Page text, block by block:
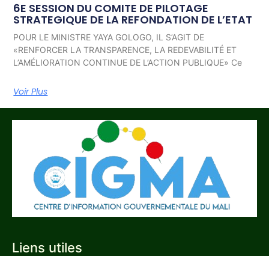
6E SESSION DU COMITE DE PILOTAGE
STRATEGIQUE DE LA REFONDATION DE L’ETAT
POUR LE MINISTRE YAYA GOLOGO, IL S’AGIT DE
«RENFORCER LA TRANSPARENCE, LA REDEVABILITÉ ET
L’AMÉLIORATION CONTINUE DE L’ACTION PUBLIQUE» Ce
Voir Plus
Liens utiles